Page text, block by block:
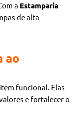
a Estamparia
de alta
ao
funcional. Elas
e fortalecer o